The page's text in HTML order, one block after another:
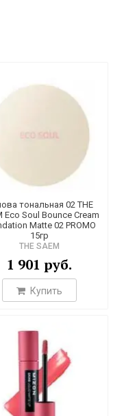
тональная 02 THE
Eco Soul Bounce Cream
Matte 02 PROMO
15гр
THE SAEM
1 901 руб.
Купить